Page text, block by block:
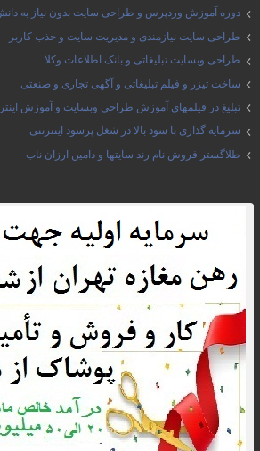
دوره آموزش وردپرس و طراحی سایت بدون نیاز به
طراحی سایت نیازمندی و مدیریت سایت و جذب کاربر
طراحی وبسایت تبلیغاتی و بانک اطلاعات وکلا
ساخت تیزر و فیلم تبلیغاتی و آگهی تجاری و صنعتی
تبلیغ در فیلمهای آموزش طراحی وبسایت و آموزش
سرمایه گذاری با سود بالا در شغل پرسود اینترنتی
طلاگستر فروش نام رند سایتها و دامین ارزان ناب